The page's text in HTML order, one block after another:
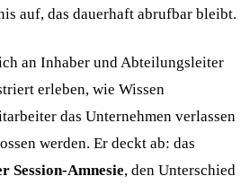
auf, das dauerhaft abrufbar bleibt.
an Inhaber und Abteilungsleiter
erleben, wie Wissen
das Unternehmen verlassen
werden. Er deckt ab: das
Session-Amnesie, den Unterschied